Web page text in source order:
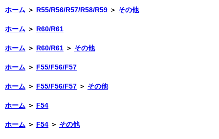
ホーム ＞ R55/R56/R57/R58/R59 ＞ その他
ホーム ＞ R60/R61
ホーム ＞ R60/R61 ＞ その他
ホーム ＞ F55/F56/F57
ホーム ＞ F55/F56/F57 ＞ その他
ホーム ＞ F54
ホーム ＞ F54 ＞ その他